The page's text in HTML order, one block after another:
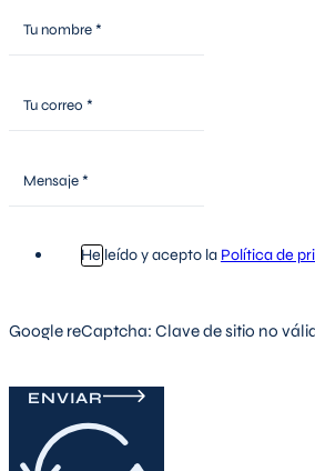
He leído y acepto la Política de
Google reCaptcha: Clave de sitio no
ENVIAR